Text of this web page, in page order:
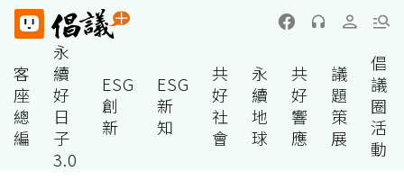
客
座
總
編
永
續
好
日
子
3.0
ESG
創
新
ESG
新
知
共
好
社
會
永
續
地
球
共
好
響
應
議
題
策
展
倡
議
圈
活
動